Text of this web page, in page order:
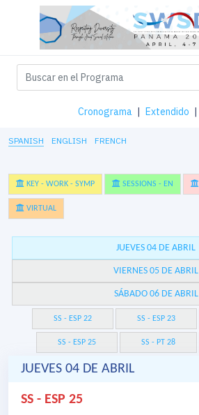
Cronograma | Extendido |
SPANISH ENGLISH FRENCH
KEY - WORK - SYMP SESSIONS - EN
VIRTUAL
JUEVES 04 DE ABRIL
VIERNES 05 DE ABRIL
SÁBADO 06 DE ABRIL
SS - ESP 22 SS - ESP 23
SS - ESP 25 SS - PT 28
JUEVES 04 DE ABRIL
SS - ESP 25